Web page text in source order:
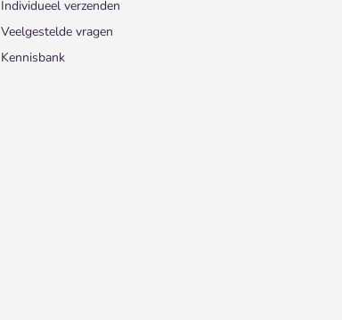
Individueel verzenden
Veelgestelde vragen
Kennisbank